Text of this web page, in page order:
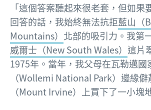
「這個答案聽起來很老套，但如果
回答的話，我始終無法抗拒藍山（
Mountains） 北部的吸引力。我第
威爾士（New South Wales） 這片
1975年。當年，我父母在瓦勒邁國
（Wollemi National Park）邊緣
（Mount Irvine）上買下了一小塊